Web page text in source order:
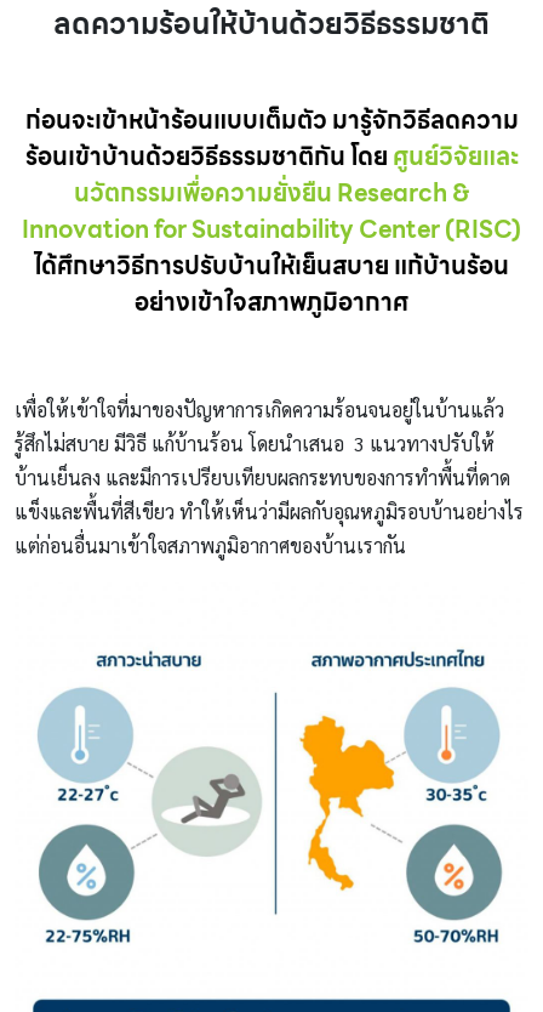
ลดความร้อนให้บ้านด้วยวิธีธรรมชาติ
ก่อนจะเข้าหน้าร้อนแบบเต็มตัว มารู้จักวิธีลดความ
ร้อนเข้าบ้านด้วยวิธีธรรมชาติกัน โดยศูนย์วิจัยและ
นวัตกรรมเพื่อความยั่งยืน Research &
Innovation for Sustainability Center (RISC)
ได้ศึกษาวิธีการปรับบ้านให้เย็นสบาย แก้บ้านร้อน
อย่างเข้าใจสภาพภูมิอากาศ
เพื่อให้เข้าใจที่มาของปัญหาการเกิดความร้อนจนอยู่ในบ้านแล้ว
รู้สึกไม่สบาย มีวิธี แก้บ้านร้อน โดยนำเสนอ 3 แนวทางปรับให้
บ้านเย็นลง และมีการเปรียบเทียบผลกระทบของการทำพื้นที่ดาด
แข็งและพื้นที่สีเขียว ทำให้เห็นว่ามีผลกับอุณหภูมิรอบบ้านอย่างไร
แต่ก่อนอื่นมาเข้าใจสภาพภูมิอากาศของบ้านเรากัน